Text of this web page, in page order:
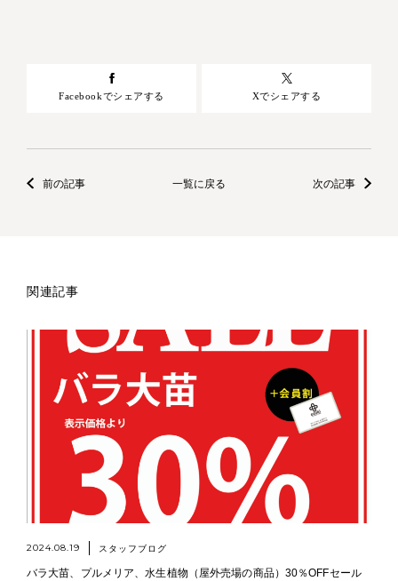
Facebookでシェアする Xでシェアする
前の記事 一覧に戻る 次の記事
関連記事
2024.08.19 スタッフブログ
バラ大苗、プルメリア、水生植物（屋外売場の商品）30％OFFセール